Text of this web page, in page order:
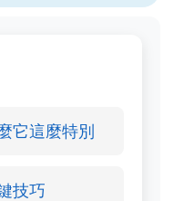
它這麼特別
技巧